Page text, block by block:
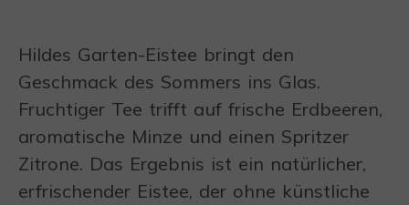
Hildes Garten-Eistee bringt den
Geschmack des Sommers ins Glas.
Fruchtiger Tee trifft auf frische Erdbeeren,
aromatische Minze und einen Spritzer
Zitrone. Das Ergebnis ist ein natürlicher,
erfrischender Eistee, der ohne künstliche